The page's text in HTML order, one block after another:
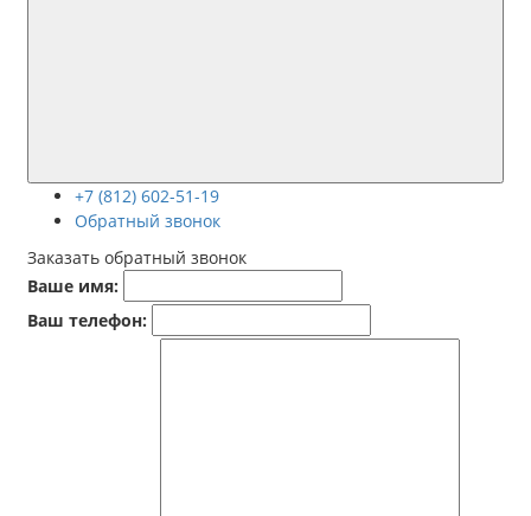
+7 (812) 602-51-19
Обратный звонок
Заказать обратный звонок
Ваше имя:
Ваш телефон: